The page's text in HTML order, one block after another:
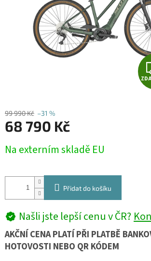
99 990 Kč –31 %
68 790 Kč
cena:
Na externím skladě EU
Přidat do košíku
Našli jste lepší cenu v ČR?
AKČNÍ CENA PLATÍ PŘI PLATBĚ
HOTOVOSTI NEBO QR KÓDEM